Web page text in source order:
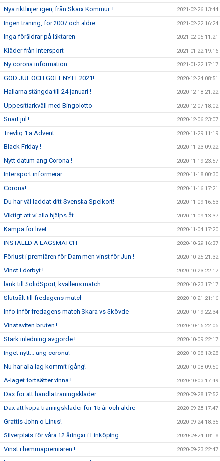
Nya riktlinjer igen, från Skara Kommun ! 2021-02-26 13:44
Ingen träning, för 2007 och äldre 2021-02-22 16:24
Inga föräldrar på läktaren 2021-02-05 11:21
Kläder från Intersport 2021-01-22 19:16
Ny corona information 2021-01-22 17:17
GOD JUL OCH GOTT NYTT 2021! 2020-12-24 08:51
Hallarna stängda till 24 januari ! 2020-12-18 21:22
Uppesittarkväll med Bingolotto 2020-12-07 18:02
Snart jul ! 2020-12-06 23:07
Trevlig 1:a Advent 2020-11-29 11:19
Black Friday ! 2020-11-23 09:22
Nytt datum ang Corona ! 2020-11-19 23:57
Intersport informerar 2020-11-18 00:30
Corona! 2020-11-16 17:21
Du har väl laddat ditt Svenska Spelkort! 2020-11-09 16:53
Viktigt att vi alla hjälps åt... 2020-11-09 13:37
Kämpa för livet.... 2020-11-04 17:20
INSTÄLLD A LAGSMATCH 2020-10-29 16:37
Förlust i premiären för Dam men vinst för Jun ! 2020-10-25 21:32
Vinst i derbyt ! 2020-10-23 22:17
länk till SolidSport, kvällens match 2020-10-23 17:17
Slutsålt till fredagens match 2020-10-21 21:16
Info inför fredagens match Skara vs Skövde 2020-10-19 22:34
Vinstsviten bruten ! 2020-10-16 22:05
Stark inledning avgjorde ! 2020-10-09 22:17
Inget nytt... ang corona! 2020-10-08 13:28
Nu har alla lag kommit igång! 2020-10-08 09:50
A-laget fortsätter vinna ! 2020-10-03 17:49
Dax för att handla träningskläder 2020-09-28 17:52
Dax att köpa träningskläder för 15 år och äldre 2020-09-28 17:47
Grattis John o Linus! 2020-09-24 18:35
Silverplats för våra 12 åringar i Linköping 2020-09-24 18:18
Vinst i hemmapremiären ! 2020-09-23 22:47